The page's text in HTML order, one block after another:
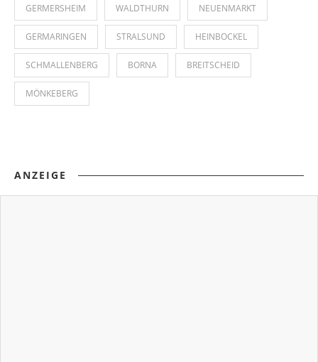
GERMERSHEIM WALDTHURN NEUENMARKT
GERMARINGEN STRALSUND HEINBOCKEL
SCHMALLENBERG BORNA BREITSCHEID
MÖNKEBERG
ANZEIGE